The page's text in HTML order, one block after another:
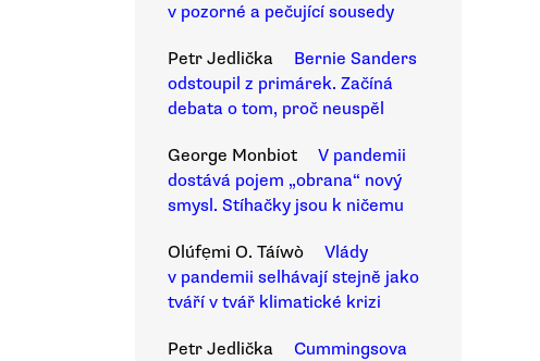
v pozorné a pečující sousedy
Petr Jedlička
Bernie Sanders
odstoupil z primárek. Začíná
debata o tom, proč neuspěl
George Monbiot
V pandemii
dostává pojem „obrana“ nový
smysl. Stíhačky jsou k ničemu
Olúfẹmi O. Táíwò
Vlády
v pandemii selhávají stejně jako
tváří v tvář klimatické krizi
Petr Jedlička
Cummingsova